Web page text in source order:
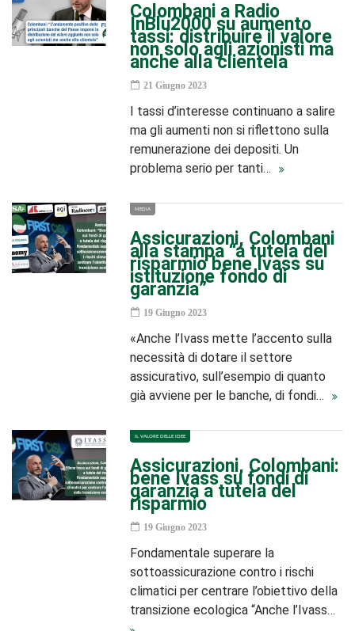
Colombani a Radio
InBlu2000 su aumento
tassi: distribuire il valore
non solo agli azionisti ma
anche alla clientela
21 Giugno 2023
I tassi d’interesse continuano a salire
ma gli aumenti non si riflettono sulla
remunerazione dei depositi. Un
problema serio per tanti…
MEDIA
Assicurazioni, Colombani
alla stampa “a tutela del
risparmio bene Ivass su
istituzione fondo di
garanzia”
19 Giugno 2023
«Anche l’Ivass mette l’accento sulla
necessità di dotare il settore
assicurativo, sull’esempio di quanto
già avviene per le banche, di fondi…
IL VALORE DELLE IDEE
Assicurazioni, Colombani:
bene Ivass su fondi di
garanzia a tutela del
risparmio
19 Giugno 2023
Fondamentale superare la
sottoassicurazione contro i rischi
climatici per centrare l’obiettivo della
transizione ecologica “Anche l’Ivass…